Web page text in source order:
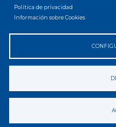
del
pie
Accesibilidad Privacidad
Política de privacidad
Información sobre Cookies